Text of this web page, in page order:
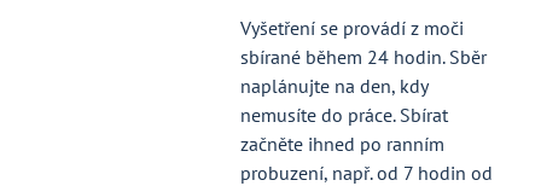
Vyšetření se provádí z moči
sbírané během 24 hodin. Sběr
naplánujte na den, kdy
nemusíte do práce. Sbírat
začněte ihned po ranním
probuzení, např. od 7 hodin od